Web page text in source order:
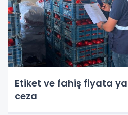
Etiket ve fahiş fiyata
ceza